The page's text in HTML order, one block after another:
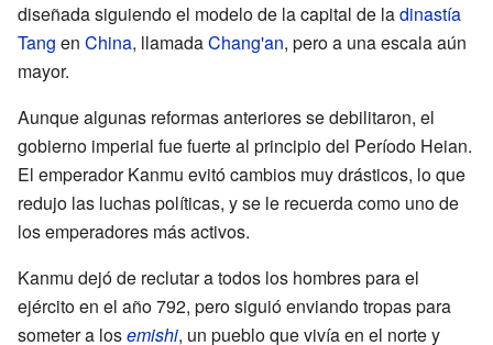
diseñada siguiendo el modelo de la capital de ladinastía
Tang en China, llamadaChang'an, pero a una escala aún
mayor.
Aunque algunas reformas anteriores se debilitaron, el
gobierno imperial fue fuerte al principio del Período Heian.
El emperador Kanmu evitó cambios muy drásticos, lo que
redujo las luchas políticas, y se le recuerda como uno de
los emperadores más activos.
Kanmu dejó de reclutar a todos los hombres para el
ejército en el año 792, pero siguió enviando tropas para
someter a losemishi, un pueblo que vivía en el norte y